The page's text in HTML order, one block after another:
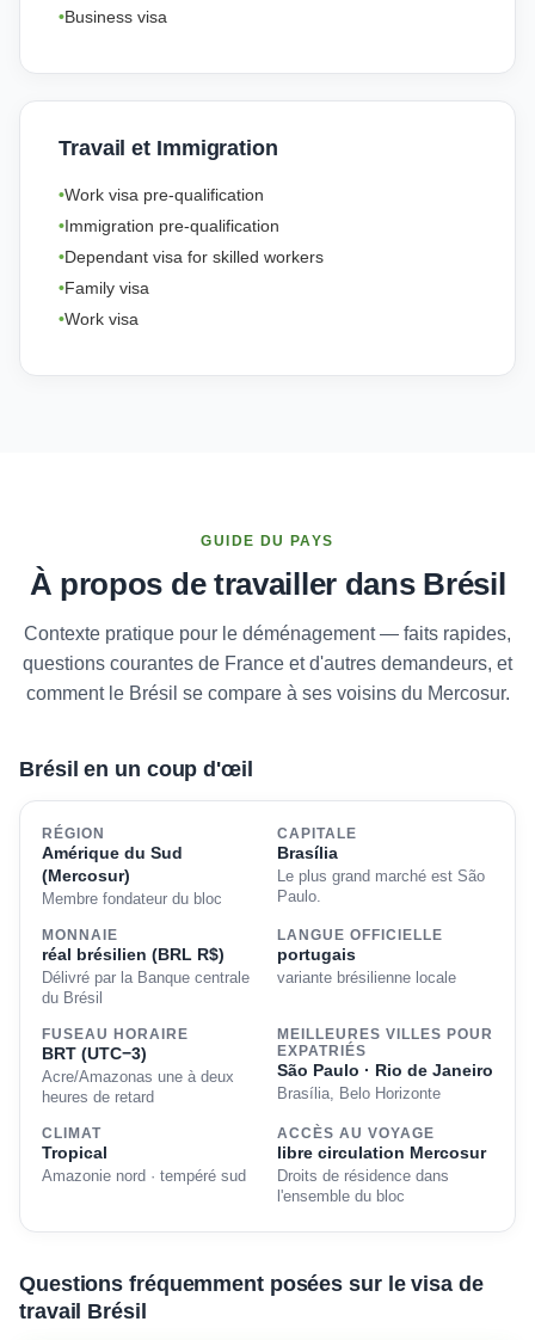
Business visa
Travail et Immigration
Work visa pre-qualification
Immigration pre-qualification
Dependant visa for skilled workers
Family visa
Work visa
GUIDE DU PAYS
À propos de travailler dans Brésil
Contexte pratique pour le déménagement — faits rapides,
questions courantes de France et d'autres demandeurs, et
comment le Brésil se compare à ses voisins du Mercosur.
Brésil en un coup d'œil
RÉGION
Amérique du Sud
(Mercosur)
Membre fondateur du bloc
CAPITALE
Brasília
Le plus grand marché est São
Paulo.
MONNAIE
réal brésilien (BRL R$)
Délivré par la Banque centrale
du Brésil
LANGUE OFFICIELLE
portugais
variante brésilienne locale
FUSEAU HORAIRE
BRT (UTC−3)
Acre/Amazonas une à deux
heures de retard
MEILLEURES VILLES POUR
EXPATRIÉS
São Paulo · Rio de Janeiro
Brasília, Belo Horizonte
CLIMAT
Tropical
Amazonie nord · tempéré sud
ACCÈS AU VOYAGE
libre circulation Mercosur
Droits de résidence dans
l'ensemble du bloc
Questions fréquemment posées sur le visa de
travail Brésil